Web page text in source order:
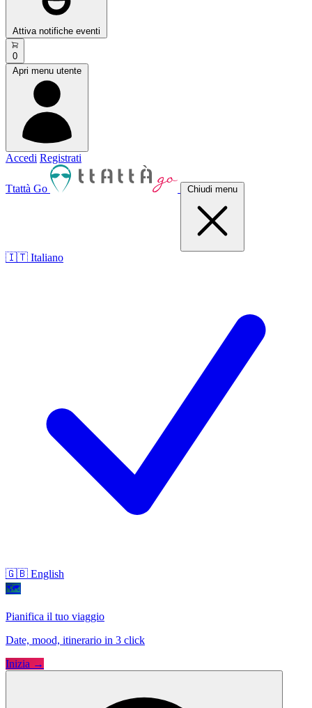
Attiva notifiche eventi
0
Apri menu utente
Accedi Registrati
Ttattà Go Chiudi menu
🇮🇹 Italiano
🇬🇧 English
🗺
Pianifica il tuo viaggio
Date, mood, itinerario in 3 click
Inizia →